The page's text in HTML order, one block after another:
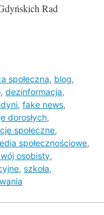
Rad
społeczna, blog,
, dezinformacja,
, fake news,
dorosłych,
społeczne,
społecznościowe,
osobisty,
, szkoła,